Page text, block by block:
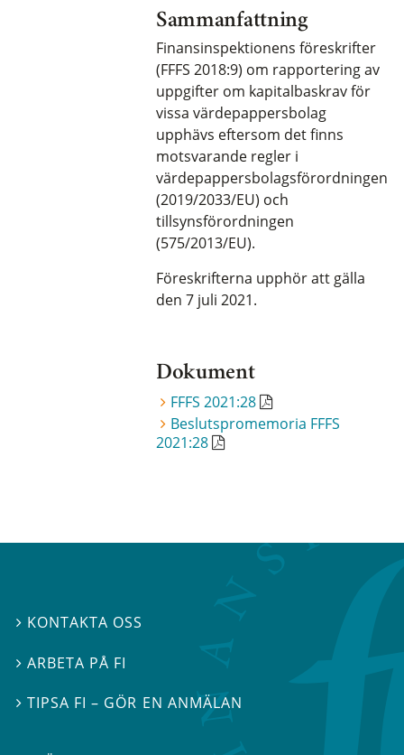
Sammanfattning
Finansinspektionens föreskrifter
(FFFS 2018:9) om rapportering av
uppgifter om kapitalbaskrav för
vissa värdepappersbolag
upphävs eftersom det finns
motsvarande regler i
värdepappersbolagsförordningen
(2019/2033/EU) och
tillsynsförordningen
(575/2013/EU).
Föreskrifterna upphör att gälla
den 7 juli 2021.
Dokument
FFFS 2021:28
Beslutspromemoria FFFS
2021:28
 KONTAKTA OSS
 ARBETA PÅ FI
TIPSA FI – GÖR EN ANMÄLAN